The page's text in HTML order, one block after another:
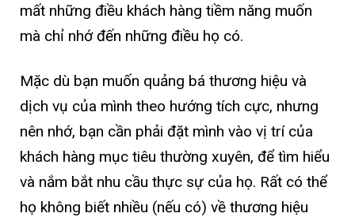
mất những điều khách hàng tiềm năng muốn
mà chỉ nhớ đến những điều họ có.
Mặc dù bạn muốn quảng bá thương hiệu và
dịch vụ của mình theo hướng tích cực, nhưng
nên nhớ, bạn cần phải đặt mình vào vị trí của
khách hàng mục tiêu thường xuyên, để tìm hiểu
và nắm bắt nhu cầu thực sự của họ. Rất có thể
họ không biết nhiều (nếu có) về thương hiệu